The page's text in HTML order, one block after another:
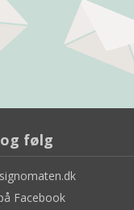
følg
Facebook